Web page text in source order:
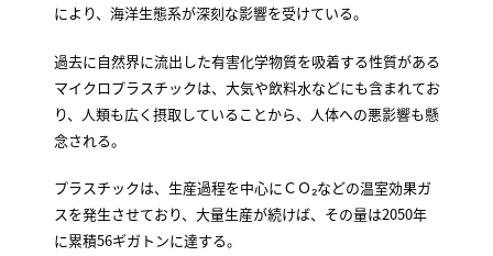
により、海洋生態系が深刻な影響を受けている。
過去に自然界に流出した有害化学物質を吸着する性質がある
マイクロプラスチックは、大気や飲料水などにも含まれてお
り、人類も広く摂取していることから、人体への悪影響も懸
念される。
プラスチックは、生産過程を中心にＣＯ₂などの温室効果ガ
スを発生させており、大量生産が続けば、その量は2050年
に累積56ギガトンに達する。